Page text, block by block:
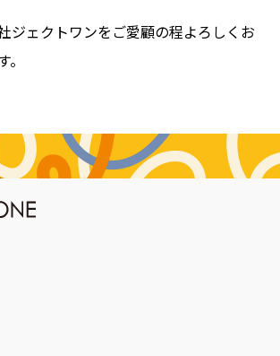
ジェクトワンをご愛顧の程よろしくお